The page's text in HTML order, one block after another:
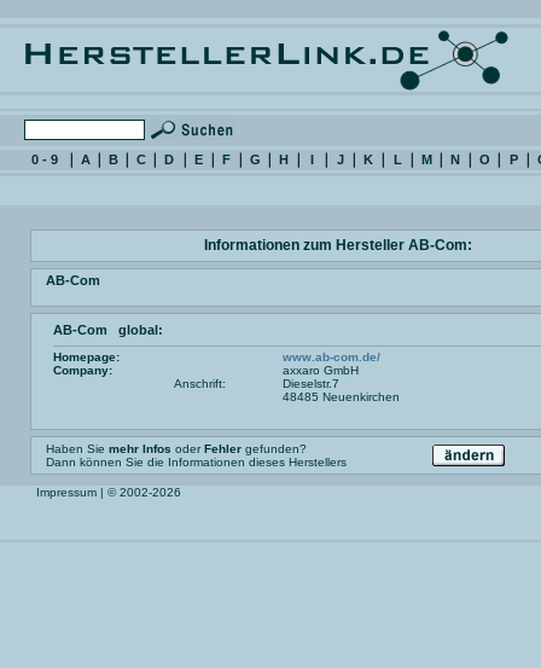
0 - 9 A B C D E F G H I J K L M N O P
Informationen zum Hersteller AB-Com:
AB-Com
AB-Com global:
Homepage:
www.ab-com.de/
Company:
axxaro GmbH
Anschrift:
Dieselstr.7
48485 Neuenkirchen
Haben Sie mehr Infos oderFehler gefunden?
Dann können Sie die Informationen dieses Herstellers
Impressum | © 2002-2026